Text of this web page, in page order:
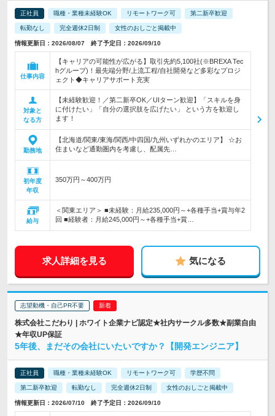
正社員 職種・業種未経験OK リモートワーク可 第二新卒歓迎
転勤なし 完全週休2日制 女性のおしごと掲載中
情報更新日：2026/08/07 終了予定日：2026/09/10
仕事内容
【キャリアの可能性が広がる】取引先約5,100社(※BREXA Tec
hグループ)！最先端分野/上流工程/自社開発など多彩なプロジ
ェクト◆キャリアサポート充実
対象と
なる方
【未経験歓迎！／第二新卒OK／UIターン歓迎】「スキルを身
に付けたい」「自分の選択肢を広げたい」 という方を歓迎し
ます！
勤務地
【北海道/関東/東海/関西/中四国/九州いずれかのエリア】 ☆お
住まいなど通勤圏内を考慮し、配属先…
初年度
年収
350万円～400万円
給与
＜関東エリア＞ ■未経験：月給235,000円～+各種手当+賞与年2
回 ■経験者：月給245,000円～+各種手当+賞…
求人詳細を見る 気になる
志望動機・自己PR不要
株式会社こだわり | ホワイト企業ナビ認定★社内サークル多数★副業自由
★年収UP保証
5年後、まだその会社にいたいですか？【開発エンジニア】
正社員 職種・業種未経験OK リモートワーク可 学歴不問
第二新卒歓迎 転勤なし 完全週休2日制 女性のおしごと掲載中
情報更新日：2026/07/10 終了予定日：2026/09/10